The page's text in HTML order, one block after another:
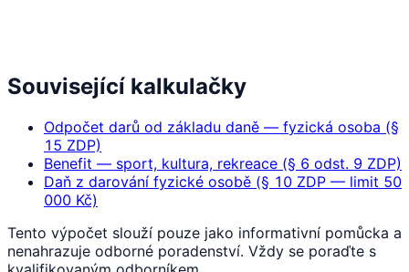
Související kalkulačky
Odpočet darů od základu daně — fyzická osoba (§
15 ZDP)
Benefit — sport, kultura, rekreace (§ 6 odst. 9 ZDP)
Daň z darování fyzické osobě (§ 10 ZDP — limit 50
000 Kč)
Tento výpočet slouží pouze jako informativní pomůcka a
nenahrazuje odborné poradenství. Vždy se poraďte s